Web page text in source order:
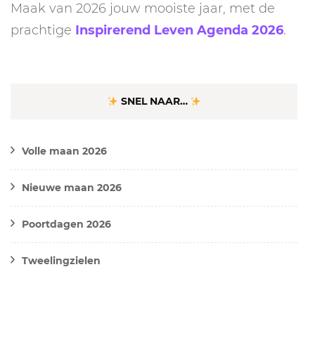
Maak van 2026 jouw mooiste jaar, met de
prachtige Inspirerend Leven Agenda 2026.
SNEL NAAR…
Volle maan 2026
Nieuwe maan 2026
Poortdagen 2026
Tweelingzielen